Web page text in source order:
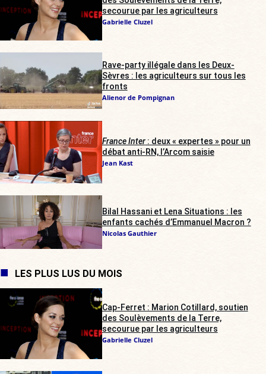
secourue par les agriculteurs
Gabrielle Cluzel
Rave-party illégale dans les Deux-
Sèvres : les agriculteurs sur tous les
fronts
Alienor de Pompignan
France Inter: deux « expertes » pour un
débat anti-RN, l’Arcom saisie
Jean Kast
Bilal Hassani et Lena Situations : les
enfants cachés d’Emmanuel Macron ?
Nicolas Gauthier
LES PLUS LUS DU MOIS
Cap-Ferret : Marion Cotillard, soutien
des Soulèvements de la Terre,
secourue par les agriculteurs
Gabrielle Cluzel